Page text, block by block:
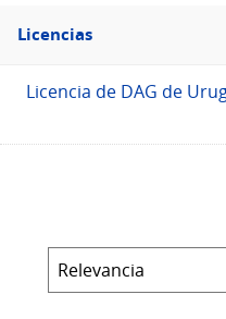
Filtro
Licencias
Licencias
Licencia de DAG de